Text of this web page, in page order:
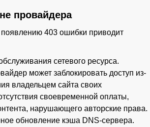
провайдера
появлению 403 ошибки приводит
сетевого ресурса.
может заблокировать доступ из-
владельцем сайта своих
своевременной оплаты,
нарушающего авторские права.
обновление кэша DNS-сервера.